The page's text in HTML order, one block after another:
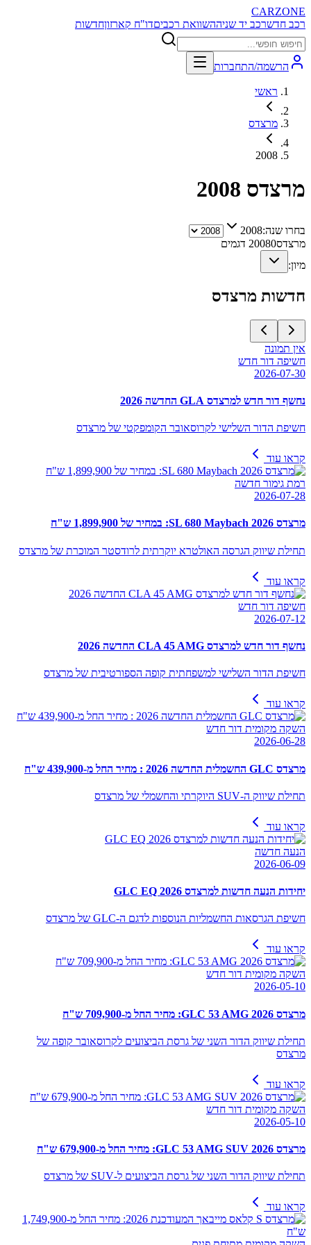
CARZONE
רכב חדשרכב יד שניההשוואת רכביםדו"ח קארזוןחדשות
הרשמה/התחברות
ראשי
מרצדס
2008
מרצדס 2008
בחרו שנה:2008
מרצדס 20080
דגמים
מיון:
חדשות מרצדס
אין תמונה
חשיפה דור חדש
2026-07-30
נחשף דור חדש למרצדס GLA החדשה 2026
חשיפת הדור השלישי לקרוסאובר הקומפקטי של מרצדס
קראו עוד
רמת גימור חדשה
2026-07-28
מרצדס SL 680 Maybach 2026: במחיר של 1,899,900 ש"ח
תחילת שיווק הגרסה האולטרא יוקרתית לרודסטר המוכרת של מרצדס
קראו עוד
חשיפה דור חדש
2026-07-12
נחשף דור חדש למרצדס CLA 45 AMG החדשה 2026
חשיפת הדור השלישי למשפחתית קופה הספורטיבית של מרצדס
קראו עוד
השקה מקומית דור חדש
2026-06-28
מרצדס GLC החשמלית החדשה 2026 : מחיר החל מ-439,900 ש"ח
תחילת שיווק ה-SUV היוקרתי והחשמלי של מרצדס
קראו עוד
הנעה חדשה
2026-06-09
יחידות הנעה חדשות למרצדס GLC EQ 2026
חשיפת הגרסאות החשמליות הנוספות לדגם ה-GLC של מרצדס
קראו עוד
השקה מקומית דור חדש
2026-05-10
מרצדס GLC 53 AMG 2026: מחיר החל מ-709,900 ש"ח
תחילת שיווק הדור השני של גרסת הביצועים לקרוסאובר קופה של
מרצדס
קראו עוד
השקה מקומית דור חדש
2026-05-10
מרצדס GLC 53 AMG SUV 2026: מחיר החל מ-679,900 ש"ח
תחילת שיווק הדור השני של גרסת הביצועים ל-SUV של מרצדס
קראו עוד